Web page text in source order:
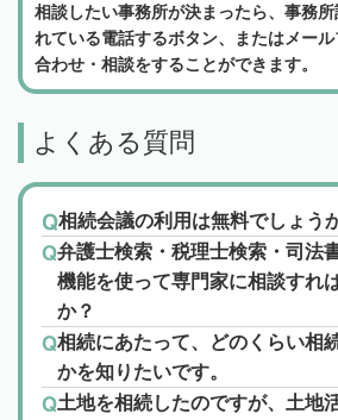
相談したい事務所が決まったら、事務
れている電話するボタン、またはメー
合わせ・相談をすることができます。
よくある質問
相続会議の利用は無料でしょう
弁護士検索・税理士検索・司法
機能を使って専門家に相談すれ
か？
相続にあたって、どのくらい相
かを知りたいです。
土地を相続したのですが、土地